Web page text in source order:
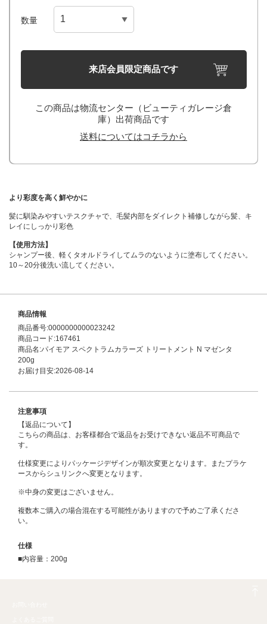
数量
来店会員限定商品です
この商品は物流センター（ビューティガレージ倉
庫）出荷商品です
送料についてはコチラから
より彩度を高く鮮やかに
髪に馴染みやすいテスクチャで、毛髪内部をダイレクト補修しながら髪、キ
レイにしっかり彩色
【使用方法】
シャンプー後、軽くタオルドライしてムラのないように塗布してください。
10～20分後洗い流してください。
商品情報
商品番号:0000000000023242
商品コード:167461
商品名:パイモア スペクトラムカラーズ トリートメント N マゼンタ
200g
お届け目安:2026-08-14
注意事項
【返品について】
こちらの商品は、お客様都合で返品をお受けできない返品不可商品で
す。
仕様変更によりパッケージデザインが順次変更となります。またプラケ
ースからシュリンクへ変更となります。
※中身の変更はございません。
複数本ご購入の場合混在する可能性がありますので予めご了承くださ
い。
仕様
■内容量：200g